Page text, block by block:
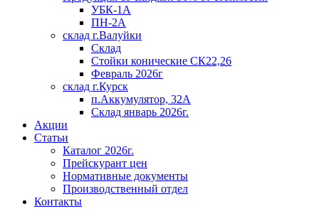
УБК-1А
ПН-2А
склад г.Валуйки
Склад
Стойки конические СК22,26
Февраль 2026г
склад г.Курск
п.Аккумулятор, 32А
Склад январь 2026г.
Акции
Статьи
Каталог 2026г.
Прейскурант цен
Нормативные документы
Производственный отдел
Контакты